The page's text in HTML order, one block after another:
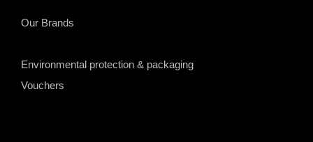
Our Brands
Environmental protection & packaging
Vouchers